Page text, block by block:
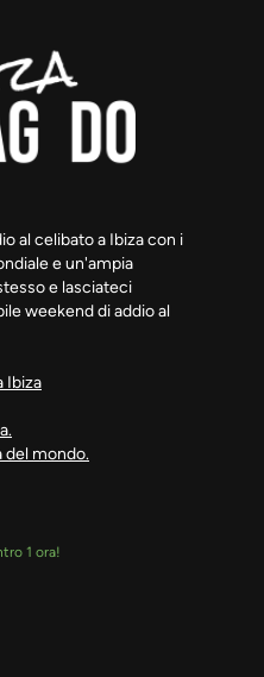
al celibato a Ibiza con i
e un'ampia
e lasciateci
weekend di addio al
Ibiza
del mondo.
1 ora!